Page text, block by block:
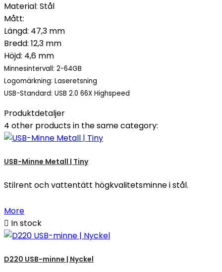
Material: Stål
Mått:
Längd: 47,3 mm
Bredd: 12,3 mm
Höjd: 4,6 mm
Minnesintervall: 2-64GB
Logomärkning: Laseretsning
USB-Standard: USB 2.0 66X Highspeed
Produktdetaljer
4 other products in the same category:
USB-Minne Metall | Tiny
Stilrent och vattentätt högkvalitetsminne i stål.
More
 In stock
D220 USB-minne | Nyckel